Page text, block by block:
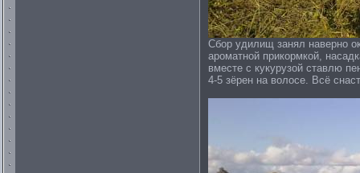
Сбор удилищ занял наверно
ароматной прикормкой,
вместе с кукурузой ставлю
4-5 зёрен на волосе. Всё